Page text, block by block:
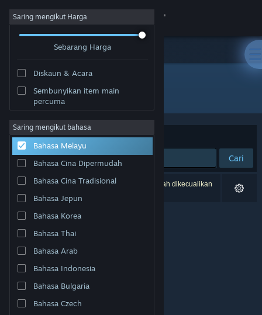
Sign in
Tentang
Sokongan
Ubah bahasa
Dapatkan Steam Mobile App
Lihat laman web desktop
Saring mengikut Harga
Sebarang Harga
Diskaun & Acara
Sembunyikan item main
percuma
Saring mengikut bahasa
Bahasa Melayu
Bahasa Cina Dipermudah
Bahasa Cina Tradisional
Bahasa Jepun
Bahasa Korea
Bahasa Thai
Bahasa Arab
Bahasa Indonesia
Bahasa Bulgaria
Bahasa Czech
Pembangun: Gaweb Studio
Susun mengikut Perkaitan
Cari
0 hasil sepadan dengan carian anda. 1 tajuk telah dikecualikan
berdasarkan pilihan anda.